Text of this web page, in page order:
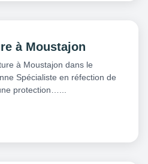
à Moustajon
à Moustajon dans le
Spécialiste en réfection de
protection…...